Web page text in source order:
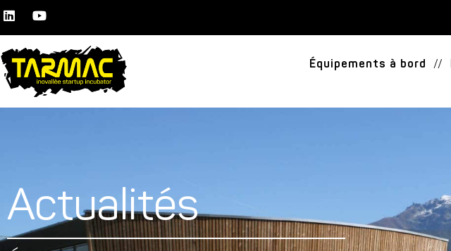
Équipements à bord //
Actualités